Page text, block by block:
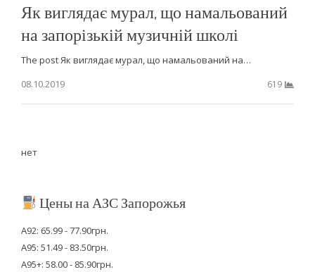
Як виглядає мурал, що намальований
на запорізькій музичній школі
The post Як виглядає мурал, що намальований на…
08.10.2019
619
нет
Цены на АЗС Запорожья
А92: 65.99 - 77.90грн.
А95: 51.49 - 83.50грн.
А95+: 58.00 - 85.90грн.